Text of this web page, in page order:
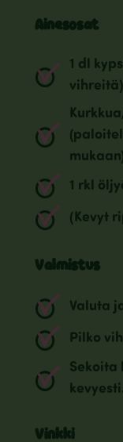
Ainesosat
1 dl
vihreitä)
1 rkl
(Kevyt
Valmistus
Valuta
Pilko
Sekoita
Vinkki